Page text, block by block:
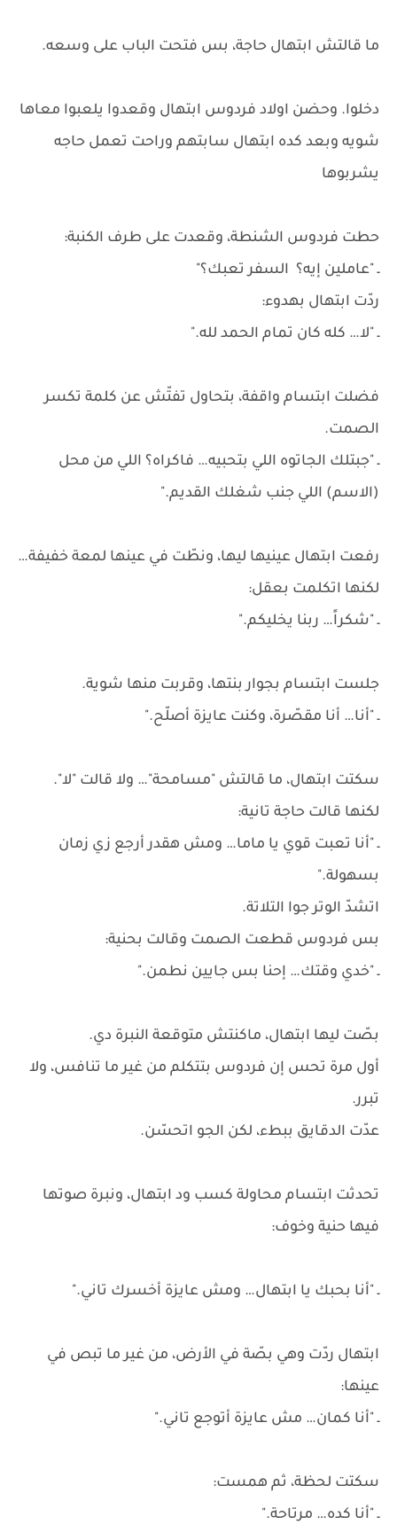
ما قالتش ابتهال حاجة، بس فتحت الباب على وسعه.
دخلوا. وحضن اولاد فردوس ابتهال وقعدوا يلعبوا معاها
شويه وبعد كده ابتهال سابتهم وراحت تعمل حاجه
يشربوها
حطت فردوس الشنطة، وقعدت على طرف الكنبة:
ـ "عاملين إيه؟ السفر تعبك؟"
ردّت ابتهال بهدوء:
ـ "لا… كله كان تمام الحمد لله."
فضلت ابتسام واقفة، بتحاول تفتّش عن كلمة تكسر
الصمت.
ـ "جبتلك الجاتوه اللي بتحبيه… فاكراه؟ اللي من محل
(الاسم) اللي جنب شغلك القديم."
رفعت ابتهال عينيها ليها، ونطّت في عينها لمعة خفيفة…
لكنها اتكلمت بعقل:
ـ "شكراً… ربنا يخليكم."
جلست ابتسام بجوار بنتها، وقربت منها شوية.
ـ "أنا… أنا مقصّرة، وكنت عايزة أصلّح."
سكتت ابتهال، ما قالتش "مسامحة"… ولا قالت "لا".
لكنها قالت حاجة تانية:
ـ "أنا تعبت قوي يا ماما… ومش هقدر أرجع زي زمان
بسهولة."
اتشدّ الوتر جوا التلاتة.
بس فردوس قطعت الصمت وقالت بحنية:
ـ "خدي وقتك… إحنا بس جايين نطمن."
بصّت ليها ابتهال، ماكنتش متوقعة النبرة دي.
أول مرة تحس إن فردوس بتتكلم من غير ما تنافس، ولا
تبرر.
عدّت الدقايق ببطء، لكن الجو اتحسّن.
تحدثت ابتسام محاولة كسب ود ابتهال، ونبرة صوتها
فيها حنية وخوف:
ـ "أنا بحبك يا ابتهال… ومش عايزة أخسرك تاني."
ابتهال ردّت وهي بصّة في الأرض، من غير ما تبص في
عينها:
ـ "أنا كمان… مش عايزة أتوجع تاني."
سكتت لحظة، ثم همست:
ـ "أنا كده… مرتاحة."